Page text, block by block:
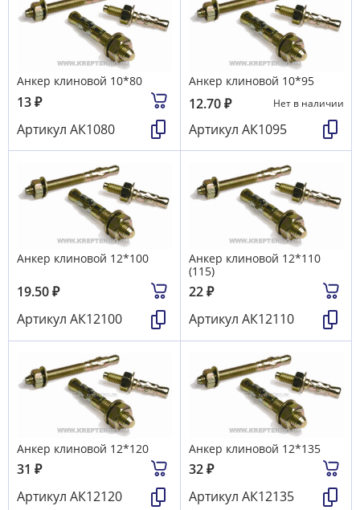
Анкер клиновой 10*80
13₽
Артикул АК1080
Анкер клиновой 10*95
12.70₽ Нет в наличии
Артикул АК1095
Анкер клиновой 12*100
19.50₽
Артикул АК12100
Анкер клиновой 12*110
(115)
22₽
Артикул АК12110
Анкер клиновой 12*120
31 ₽
Артикул АК12120
Анкер клиновой 12*135
32₽
Артикул АК12135